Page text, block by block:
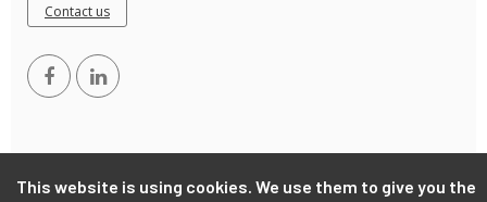
This website is using cookies. We use them to give you the
Contact us